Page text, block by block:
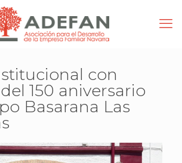
con
150 aniversario
Basarana Las